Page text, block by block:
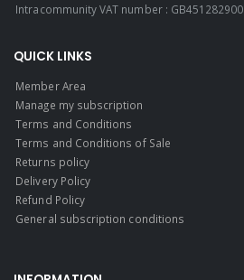
Intracommunity VAT number : GB451282900
QUICK LINKS
Member Area
Manage my subscription
Terms and Conditions
Terms and Conditions of Sale
Returns policy
Delivery Policy
Refund Policy
General subscription conditions